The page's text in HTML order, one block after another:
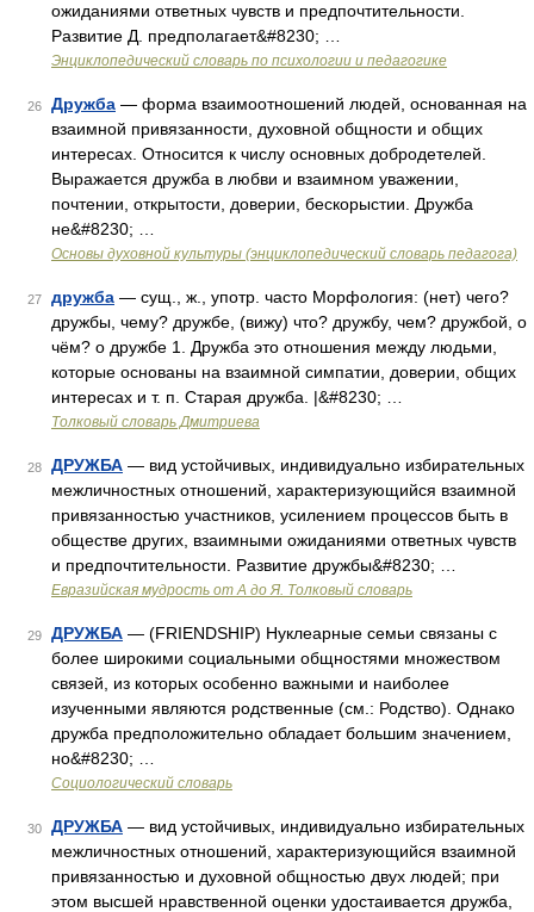
ожиданиями ответных чувств и предпочтительности.
Развитие Д. предполагает&#8230; …
Энциклопедический словарь по психологии и педагогике
26 Дружба — форма взаимоотношений людей, основанная на
взаимной привязанности, духовной общности и общих
интересах. Относится к числу основных добродетелей.
Выражается дружба в любви и взаимном уважении,
почтении, открытости, доверии, бескорыстии. Дружба
не&#8230; …
Основы духовной культуры (энциклопедический словарь педагога)
27 дружба — сущ., ж., употр. часто Морфология: (нет) чего?
дружбы, чему? дружбе, (вижу) что? дружбу, чем? дружбой, о
чём? о дружбе 1. Дружба это отношения между людьми,
которые основаны на взаимной симпатии, доверии, общих
интересах и т. п. Старая дружба. |&#8230; …
Толковый словарь Дмитриева
28 ДРУЖБА — вид устойчивых, индивидуально избирательных
межличностных отношений, характеризующийся взаимной
привязанностью участников, усилением процессов быть в
обществе других, взаимными ожиданиями ответных чувств
и предпочтительности. Развитие дружбы&#8230; …
Евразийская мудрость от А до Я. Толковый словарь
29 ДРУЖБА — (FRIENDSHIP) Нуклеарные семьи связаны с
более широкими социальными общностями множеством
связей, из которых особенно важными и наиболее
изученными являются родственные (см.: Родство). Однако
дружба предположительно обладает большим значением,
но&#8230; …
Социологический словарь
30 ДРУЖБА — вид устойчивых, индивидуально избирательных
межличностных отношений, характеризующийся взаимной
привязанностью и духовной общностью двух людей; при
этом высшей нравственной оценки удостаивается дружба,